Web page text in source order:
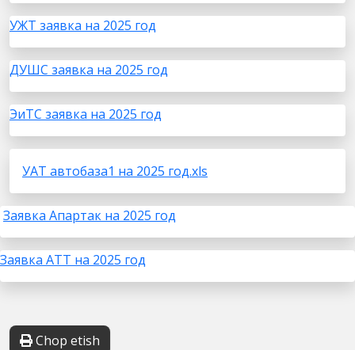
УЖТ заявка на 2025 год
ДУШС заявка на 2025 год
ЭиТС заявка на 2025 год
УАТ автобаза1 на 2025 год.xls
Заявка Апартак на 2025 год
Заявка АТТ на 2025 год
Chop etish